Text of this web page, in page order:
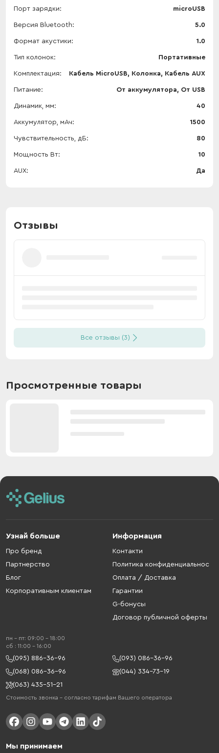
Порт зарядки microUSB
Версия Bluetooth 5.0
Формат акустики 1.0
Тип колонок Портативные
Комплектация Кабель MicroUSB, Колонка, Кабель AUX
Питание От аккумулятора, От USB
Динамик, мм 40
Аккумулятор, мАч 1500
Чувствительность, дБ 80
Мощность Вт 10
AUX Да
Отзывы
Все отзывы (3)
Просмотренные товары
Узнай больше
Про бренд
Партнерство
Блог
Корпоративным клиентам
Информация
Контакти
Политика конфиденциальнос
Оплата / Доставка
Гарантии
G-бонусы
Договор публичной оферты
пн - пт: 09:00 - 18:00
cб : 11:00 - 16:00
(095) 886-36-96
(093) 086-36-96
(068) 086-36-96
(044) 334-73-19
(063) 435-51-21
Стоимость звонка – согласно тарифам Вашего оператора
Мы принимаем